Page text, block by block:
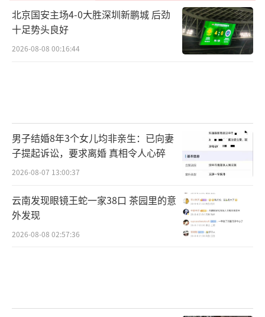
北京国安主场4-0大胜深圳新鹏城 后劲
十足势头良好
2026-08-08 00:16:44
男子结婚8年3个女儿均非亲生：已向妻
子提起诉讼，要求离婚 真相令人心碎
2026-08-07 13:00:37
云南发现眼镜王蛇一家38口 茶园里的意
外发现
2026-08-08 02:57:36